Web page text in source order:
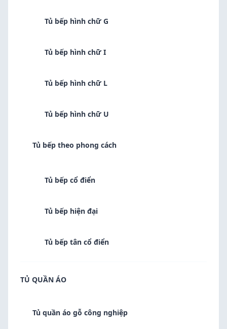
Tủ bếp hình chữ G
Tủ bếp hình chữ I
Tủ bếp hình chữ L
Tủ bếp hình chữ U
Tủ bếp theo phong cách
Tủ bếp cổ điển
Tủ bếp hiện đại
Tủ bếp tân cổ điển
TỦ QUẦN ÁO
Tủ quần áo gỗ công nghiệp